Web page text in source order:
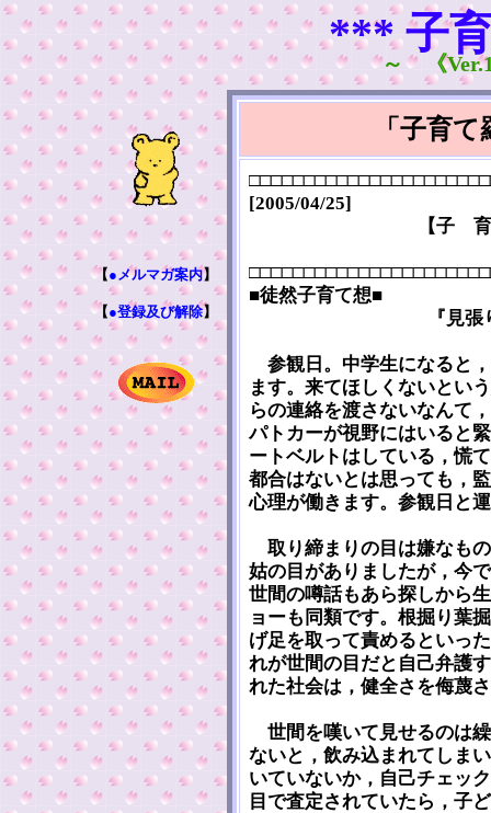
*** 子
～ 《
【●メルマガ案内】
【●登録及び解除】
「子育
[2005/04/25]
【子
■徒然子育て想■
『見
参観日。中学生になると
ます。来てほしくないとい
らの連絡を渡さないなんて
パトカーが視野にはいると
ートベルトはしている，慌
都合はないとは思っても，
心理が働きます。参観日と
取り締まりの目は嫌なも
姑の目がありましたが，今
世間の噂話もあら探しから
ョーも同類です。根掘り葉
げ足を取って責めるといっ
れが世間の目だと自己弁護
れた社会は，健全さを侮蔑
世間を嘆いて見せるのは
ないと，飲み込まれてしま
いていないか，自己チェッ
目で査定されていたら，子